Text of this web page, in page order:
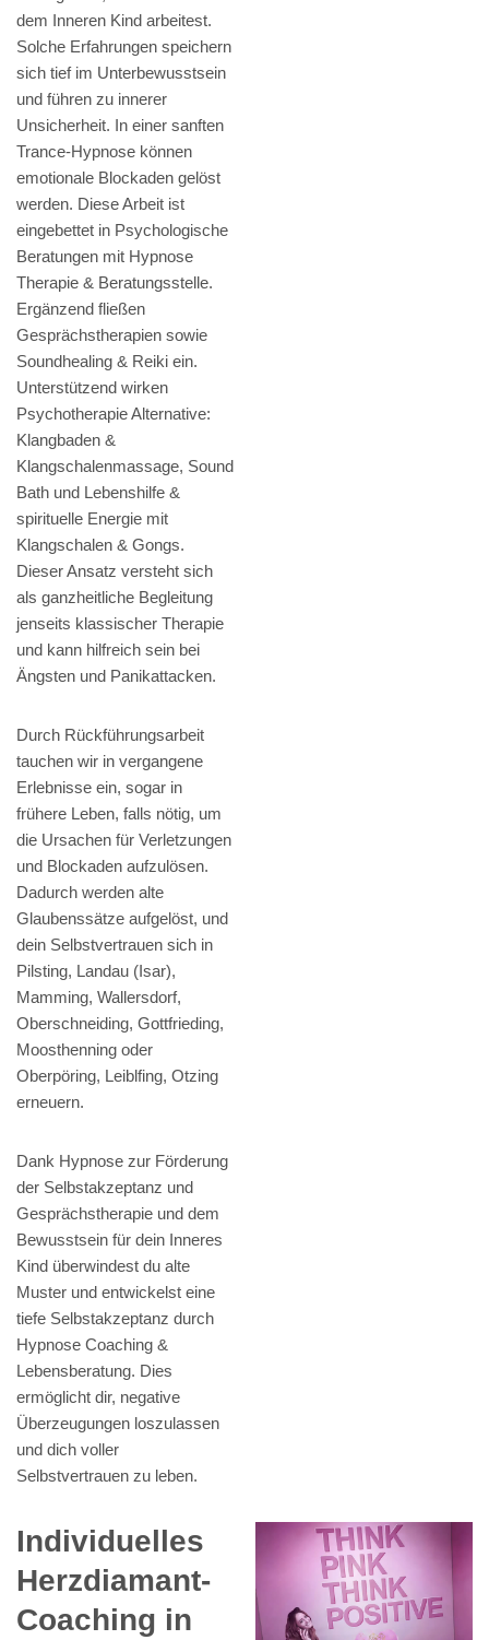
dem Inneren Kind arbeitest.
Solche Erfahrungen speichern
sich tief im Unterbewusstsein
und führen zu innerer
Unsicherheit. In einer sanften
Trance-Hypnose können
emotionale Blockaden gelöst
werden. Diese Arbeit ist
eingebettet in Psychologische
Beratungen mit Hypnose
Therapie & Beratungsstelle.
Ergänzend fließen
Gesprächstherapien sowie
Soundhealing & Reiki ein.
Unterstützend wirken
Psychotherapie Alternative:
Klangbaden &
Klangschalenmassage, Sound
Bath und Lebenshilfe &
spirituelle Energie mit
Klangschalen & Gongs.
Dieser Ansatz versteht sich
als ganzheitliche Begleitung
jenseits klassischer Therapie
und kann hilfreich sein bei
Ängsten und Panikattacken.
Durch Rückführungsarbeit
tauchen wir in vergangene
Erlebnisse ein, sogar in
frühere Leben, falls nötig, um
die Ursachen für Verletzungen
und Blockaden aufzulösen.
Dadurch werden alte
Glaubenssätze aufgelöst, und
dein Selbstvertrauen sich in
Pilsting, Landau (Isar),
Mamming, Wallersdorf,
Oberschneiding, Gottfrieding,
Moosthenning oder
Oberpöring, Leiblfing, Otzing
erneuern.
Dank Hypnose zur Förderung
der Selbstakzeptanz und
Gesprächstherapie und dem
Bewusstsein für dein Inneres
Kind überwindest du alte
Muster und entwickelst eine
tiefe Selbstakzeptanz durch
Hypnose Coaching &
Lebensberatung. Dies
ermöglicht dir, negative
Überzeugungen loszulassen
und dich voller
Selbstvertrauen zu leben.
Individuelles
Herzdiamant-
Coaching in